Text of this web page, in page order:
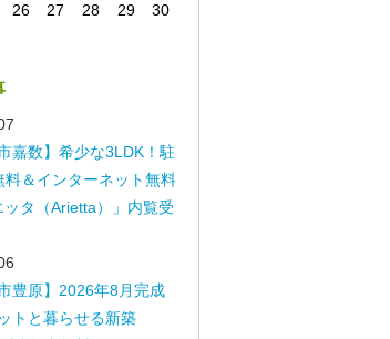
26 27 28 29
30
嘉数】希少な3LDK！駐
料＆インターネット無料
ッタ（Arietta）」内覧受
豊原】2026年8月完成
トと暮らせる新築